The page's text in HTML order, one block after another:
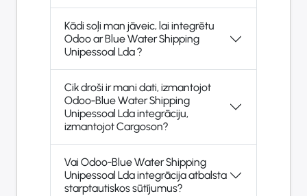
Kādi soļi man jāveic, lai integrētu
Odoo ar Blue Water Shipping
Unipessoal Lda ?
Cik droši ir mani dati, izmantojot
Odoo-Blue Water Shipping
Unipessoal Lda integrāciju,
izmantojot Cargoson?
Vai Odoo-Blue Water Shipping
Unipessoal Lda integrācija atbalsta
starptautiskos sūtījumus?